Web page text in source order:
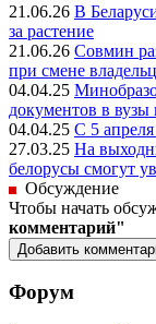
21.06.26 В
за растение
21.06.26 Совмин
при смене
04.04.25
документов в вузы
04.04.25 С 5
27.03.25 На
белорусы смогут
Обсуждение
Чтобы начать
комментарий"
Форум